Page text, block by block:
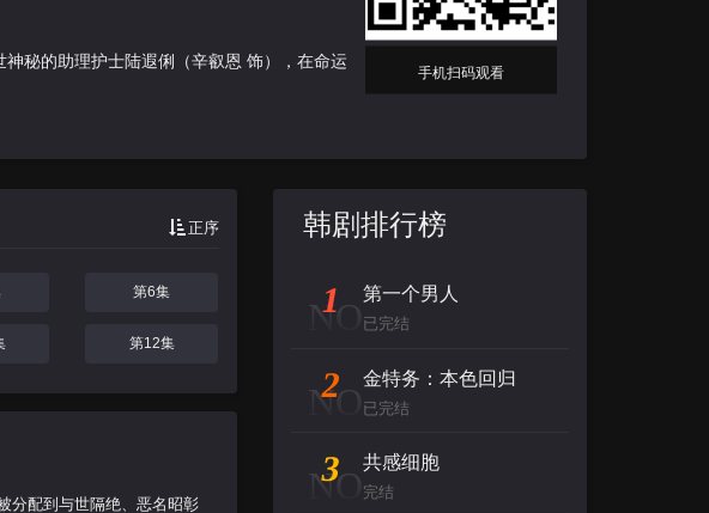
秘的助理护士陆遐俐（辛叡恩 饰），在命运
受伤的灵魂，在艰难环境中共同成长，展开彼
手机扫码观看
正序
第6集
第12集
分配到与世隔绝、恶名昭彰
韩剧排行榜
NO
1 第一个男人
已完结
NO
2 金特务：本色回归
已完结
NO
3 共感细胞
完结